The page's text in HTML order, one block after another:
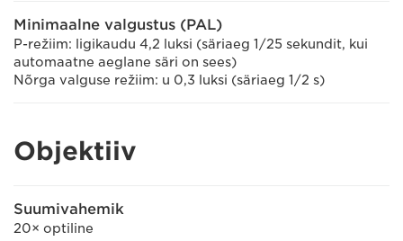
Minimaalne valgustus (PAL)
P-režiim: ligikaudu 4,2 luksi (säriaeg 1/25 sekundit, kui
automaatne aeglane säri on sees)
Nõrga valguse režiim: u 0,3 luksi (säriaeg 1/2 s)
Objektiiv
Suumivahemik
20× optiline